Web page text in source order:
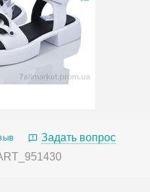
Задать вопрос